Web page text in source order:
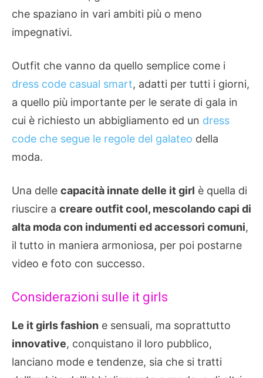
che spaziano in vari ambiti più o meno
impegnativi.
Outfit che vanno da quello semplice come i
dress code casual smart, adatti per tutti i giorni,
a quello più importante per le serate di gala in
cui è richiesto un abbigliamento ed un dress
code che segue le regole del galateo della
moda.
Una delle capacità innate delle it girl è quella di
riuscire a creare outfit cool, mescolando capi di
alta moda con indumenti ed accessori comuni,
il tutto in maniera armoniosa, per poi postarne
video e foto con successo.
Considerazioni sulle it girls
Le it girls fashion e sensuali, ma soprattutto
innovative, conquistano il loro pubblico,
lanciano mode e tendenze, sia che si tratti